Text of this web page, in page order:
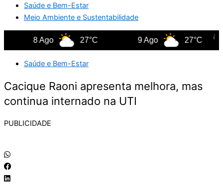
Saúde e Bem-Estar
Meio Ambiente e Sustentabilidade
8 Ago 27°C 9 Ago 27°C
Saúde e Bem-Estar
Cacique Raoni apresenta melhora, mas
continua internado na UTI
PUBLICIDADE